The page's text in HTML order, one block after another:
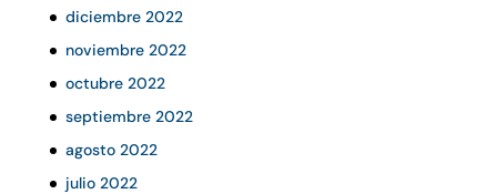
diciembre 2022
noviembre 2022
octubre 2022
septiembre 2022
agosto 2022
julio 2022